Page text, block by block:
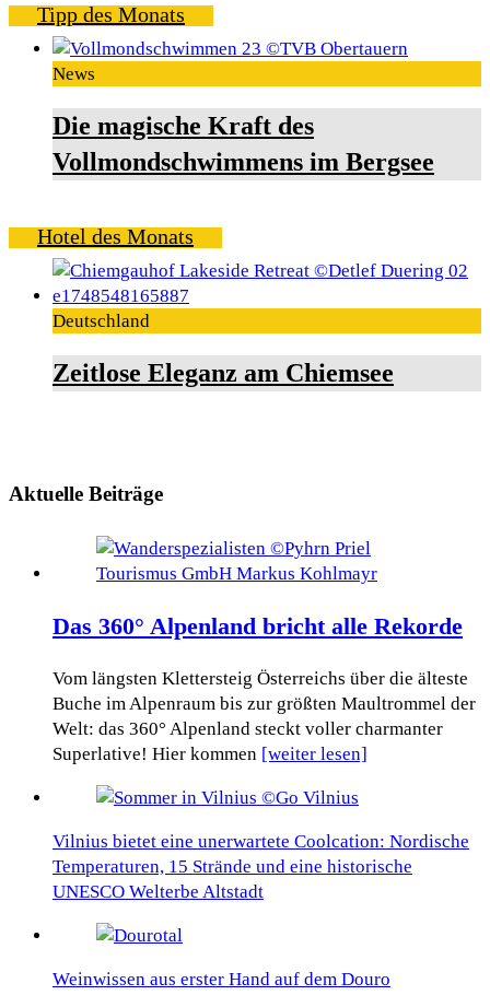
Tipp des Monats
News
Die magische Kraft des
Vollmondschwimmens im Bergsee
Hotel des Monats
Deutschland
Zeitlose Eleganz am Chiemsee
Aktuelle Beiträge
Das 360° Alpenland bricht alle Rekorde
Vom längsten Klettersteig Österreichs über die älteste
Buche im Alpenraum bis zur größten Maultrommel der
Welt: das 360° Alpenland steckt voller charmanter
Superlative! Hier kommen [weiter lesen]
Vilnius bietet eine unerwartete Coolcation: Nordische
Temperaturen, 15 Strände und eine historische
UNESCO Welterbe Altstadt
Weinwissen aus erster Hand auf dem Douro